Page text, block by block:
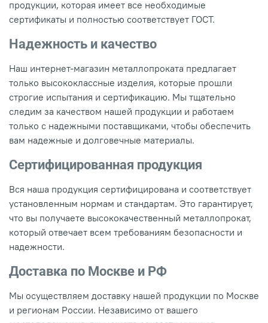
продукции, которая имеет все необходимые
сертификаты и полностью соответствует ГОСТ.
Надежность и качество
Наш интернет-магазин металлопроката предлагает
только высококлассные изделия, которые прошли
строгие испытания и сертификацию. Мы тщательно
следим за качеством нашей продукции и работаем
только с надежными поставщиками, чтобы обеспечить
вам надежные и долговечные материалы.
Сертифицированная продукция
Вся наша продукция сертифицирована и соответствует
установленным нормам и стандартам. Это гарантирует,
что вы получаете высококачественный металлопрокат,
который отвечает всем требованиям безопасности и
надежности.
Доставка по Москве и РФ
Мы осуществляем доставку нашей продукции по Москве
и регионам России. Независимо от вашего